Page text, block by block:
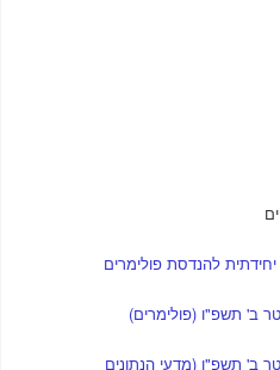
להנדסת פולימרים
ב' תשפ"ו (פולימרים)
ב' תשפ"ו (מדעי הנתונים